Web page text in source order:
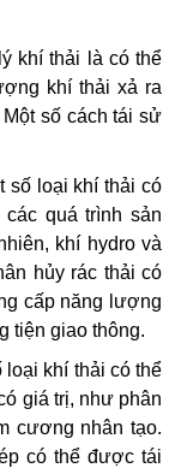
khí thải là có thể
khí thải xả ra
số cách tái sử
số loại khí thải có
quá trình sản
khí hydro và
hủy rác thải có
cấp năng lượng
tiện giao thông.
loại khí thải có thể
giá trị, như phân
cương nhân tạo.
có thể được tái